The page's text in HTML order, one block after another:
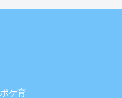
ポケ育